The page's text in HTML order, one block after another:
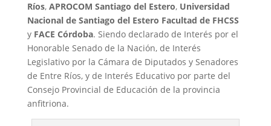
Ríos, APROCOM Santiago del Estero, Universidad
Nacional de Santiago del Estero Facultad de FHCSS
y FACE Córdoba. Siendo declarado de Interés por el
Honorable Senado de la Nación, de Interés
Legislativo por la Cámara de Diputados y Senadores
de Entre Ríos, y de Interés Educativo por parte del
Consejo Provincial de Educación de la provincia
anfitriona.